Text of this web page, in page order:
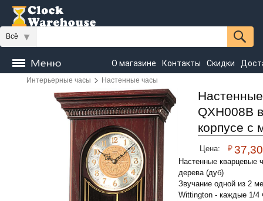
Всё
О магазине Контакты Скидки
Часы
напольные Настенные
Seiko
Интерьерные часы > Настенные часы
QXH008B
корпусе с
Цена: ₽
Настенные кварцевые
дерева (дуб)
Звучание одной из 2
Wittington - каждые 1/4